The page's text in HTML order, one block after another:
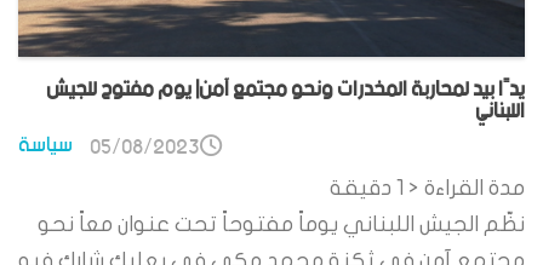
يدًا بيد لمحاربة المخدرات ونحو مجتمع آمن| يوم مفتوح للجيش
اللبناني
سياسة 05/08/2023
مدة القراءة < 1
دقيقة
نظّم الجيش اللبناني يوماً مفتوحاً تحت عنوان معاً نحو
مجتمع آمن في ثكنة محمد مكي في بعلبك شارك فيه